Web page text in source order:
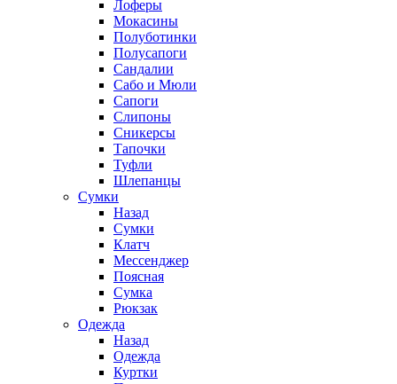
Лоферы
Мокасины
Полуботинки
Полусапоги
Сандалии
Сабо и Мюли
Сапоги
Слипоны
Сникерсы
Тапочки
Туфли
Шлепанцы
Cумки
Назад
Cумки
Клатч
Мессенджер
Поясная
Сумка
Рюкзак
Одежда
Назад
Одежда
Куртки